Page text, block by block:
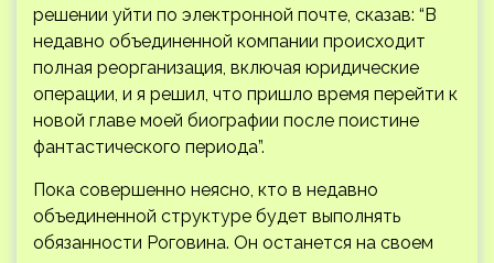
решении уйти по электронной почте, сказав: “В
недавно объединенной компании происходит
полная реорганизация, включая юридические
операции, и я решил, что пришло время перейти к
новой главе моей биографии после поистине
фантастического периода”.
Пока совершенно неясно, кто в недавно
объединенной структуре будет выполнять
обязанности Роговина. Он останется на своем